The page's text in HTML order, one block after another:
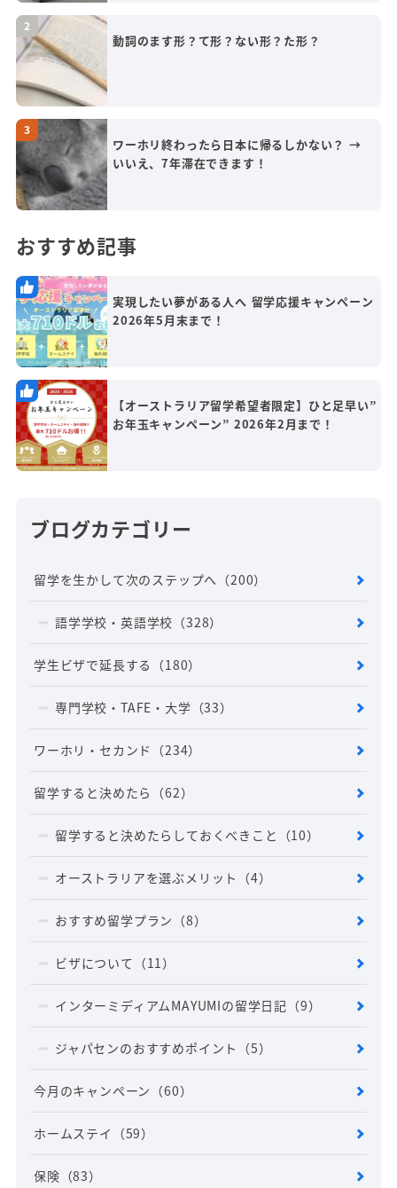
動詞のます形？て形？ない形？た形？
ワーホリ終わったら日本に帰るしかない？ →
いいえ、7年滞在できます！
おすすめ記事
実現したい夢がある人へ 留学応援キャンペーン
2026年5月末まで！
【オーストラリア留学希望者限定】ひと足早い”
お年玉キャンペーン” 2026年2月まで！
ブログカテゴリー
留学を生かして次のステップへ （200）
語学学校・英語学校 （328）
学生ビザで延長する （180）
専門学校・TAFE・大学 （33）
ワーホリ・セカンド （234）
留学すると決めたら （62）
留学すると決めたらしておくべきこと （10）
オーストラリアを選ぶメリット （4）
おすすめ留学プラン （8）
ビザについて （11）
インターミディアムMAYUMIの留学日記 （9）
ジャパセンのおすすめポイント （5）
今月のキャンペーン （60）
ホームステイ （59）
保険 （83）